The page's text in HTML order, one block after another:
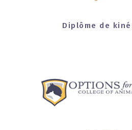
Diplôme de